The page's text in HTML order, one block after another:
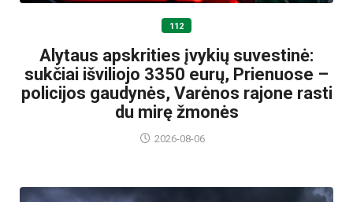
112
Alytaus apskrities įvykių suvestinė:
sukčiai išviliojo 3350 eurų, Prienuose –
policijos gaudynės, Varėnos rajone rasti
du mirę žmonės
2026-08-06